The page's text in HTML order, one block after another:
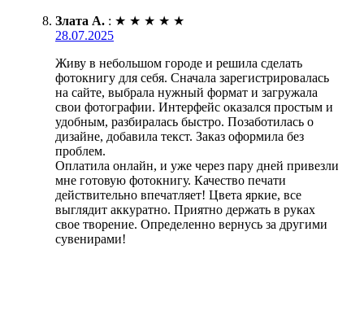
Злата А. : ★ ★ ★ ★ ★
28.07.2025
Живу в небольшом городе и решила сделать
фотокнигу для себя. Сначала зарегистрировалась
на сайте, выбрала нужный формат и загружала
свои фотографии. Интерфейс оказался простым и
удобным, разбиралась быстро. Позаботилась о
дизайне, добавила текст. Заказ оформила без
проблем.
Оплатила онлайн, и уже через пару дней привезли
мне готовую фотокнигу. Качество печати
действительно впечатляет! Цвета яркие, все
выглядит аккуратно. Приятно держать в руках
свое творение. Определенно вернусь за другими
сувенирами!